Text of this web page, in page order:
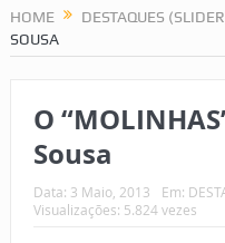
HOME DESTAQUES
SOUSA
O
Sousa
Data: 3 Maio, 2013 Em:
Visualizações: 5.824 vezes